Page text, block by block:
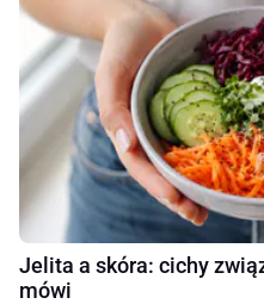
Jelita a skóra: cichy
mówi